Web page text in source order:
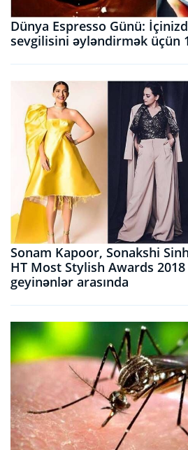
Dünya Espresso Günü:
sevgilisini əyləndirmək üçün
Sonam Kapoor, Sonakshi
HT Most Stylish Awards
geyinənlər arasında